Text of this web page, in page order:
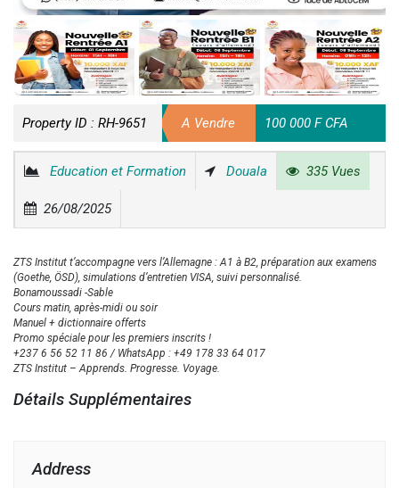
Property ID : RH-9651 A Vendre 100 000 F CFA
Education et Formation Douala 335 Vues
26/08/2025
ZTS Institut t’accompagne vers l’Allemagne : A1 à B2, préparation aux examens
(Goethe, ÖSD), simulations d’entretien VISA, suivi personnalisé.
Bonamoussadi -Sable
Cours matin, après-midi ou soir
Manuel + dictionnaire offerts
Promo spéciale pour les premiers inscrits !
+237 6 56 52 11 86 / WhatsApp : +49 178 33 64 017
ZTS Institut – Apprends. Progresse. Voyage.
Détails Supplémentaires
Address